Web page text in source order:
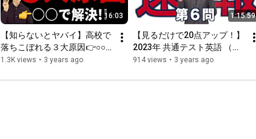
・動画英文法2700
https://apps.apple.com/jp/app/動画英文法27...
・動画英熟語1000
https://apps.apple.com/jp/app/genius動...
・動画英単語2200
https://apps.apple.com/jp/app/genius動...
16:03
【知らないとヤバイ】高校で
落ちこぼれる３大原因👉○○
で解決！！
1.3K views • 3 years ago
1:15:59
【見るだけで20点アップ！】
2023年 共通テスト英語 （第
６問）- 38分(倍速)で見る丁
付き〕
914 views • 3 years ago